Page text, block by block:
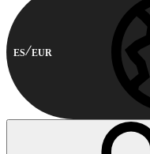
ES EUR